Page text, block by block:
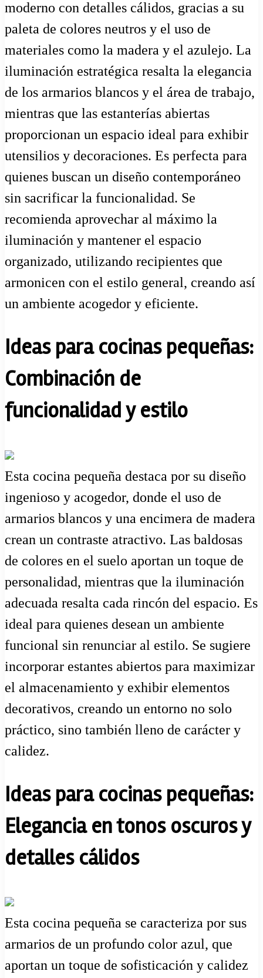
moderno con detalles cálidos, gracias a su
paleta de colores neutros y el uso de
materiales como la madera y el azulejo. La
iluminación estratégica resalta la elegancia
de los armarios blancos y el área de trabajo,
mientras que las estanterías abiertas
proporcionan un espacio ideal para exhibir
utensilios y decoraciones. Es perfecta para
quienes buscan un diseño contemporáneo
sin sacrificar la funcionalidad. Se
recomienda aprovechar al máximo la
iluminación y mantener el espacio
organizado, utilizando recipientes que
armonicen con el estilo general, creando así
un ambiente acogedor y eficiente.
Ideas para cocinas pequeñas:
Combinación de
funcionalidad y estilo
Esta cocina pequeña destaca por su diseño
ingenioso y acogedor, donde el uso de
armarios blancos y una encimera de madera
crean un contraste atractivo. Las baldosas
de colores en el suelo aportan un toque de
personalidad, mientras que la iluminación
adecuada resalta cada rincón del espacio. Es
ideal para quienes desean un ambiente
funcional sin renunciar al estilo. Se sugiere
incorporar estantes abiertos para maximizar
el almacenamiento y exhibir elementos
decorativos, creando un entorno no solo
práctico, sino también lleno de carácter y
calidez.
Ideas para cocinas pequeñas:
Elegancia en tonos oscuros y
detalles cálidos
Esta cocina pequeña se caracteriza por sus
armarios de un profundo color azul, que
aportan un toque de sofisticación y calidez